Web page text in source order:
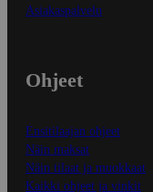
Asiakaspalvelu
Ohjeet
Ensitilaajan ohjeet
Näin maksat
Näin tilaat ja muokkaat
Kaikki ohjeet ja vinkit